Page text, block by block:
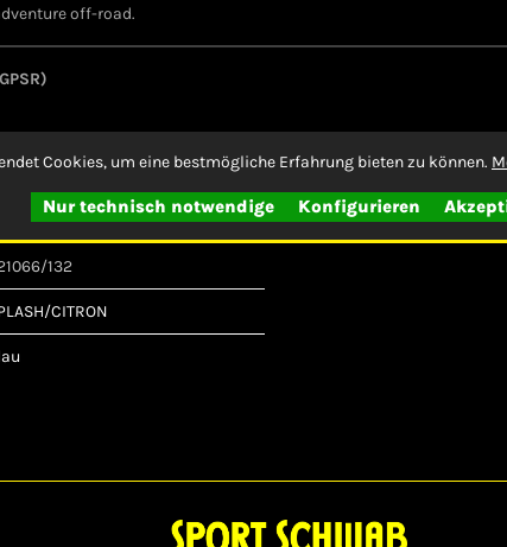
off-road.
132
CITRON
Cookies, um eine bestmögliche Erfahrung bieten zu können.
Nur technisch notwendige Konfigurieren